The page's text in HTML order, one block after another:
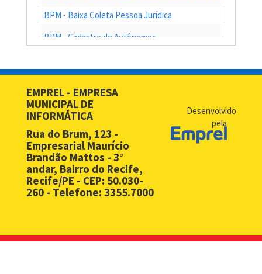
BPM - Baixa Coleta Pessoa Jurídica
BPM - Cadastro de Autônomos
BPM - Cadastro Simplificado para Contribuintes de Outros
BPM - Desbloqueio de Senha Web - PF
BPM - Desbloqueio de Senha Web - PJ
BPM - Licença Premio
BPM - Monitoramento Áreas de Risco
EMPREL - EMPRESA
MUNICIPAL DE
INFORMÁTICA
Rua do Brum, 123 -
Empresarial Maurício
Brandão Mattos - 3°
andar, Bairro do Recife,
Recife/PE - CEP: 50.030-
260 - Telefone: 3355.7000
Desenvolvido
pela